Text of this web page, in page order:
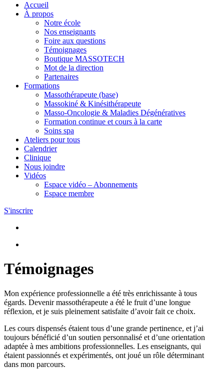
Accueil
À propos
Notre école
Nos enseignants
Foire aux questions
Témoignages
Boutique MASSOTECH
Mot de la direction
Partenaires
Formations
Massothérapeute (base)
Massokiné & Kinésithérapeute
Masso-Oncologie & Maladies Dégénératives
Formation continue et cours à la carte
Soins spa
Ateliers pour tous
Calendrier
Clinique
Nous joindre
Vidéos
Espace vidéo – Abonnements
Espace membre
S'inscrire
Témoignages
Mon expérience professionnelle a été très enrichissante à tous
égards. Devenir massothérapeute a été le fruit d’une longue
réflexion, et je suis pleinement satisfaite d’avoir fait ce choix.
Les cours dispensés étaient tous d’une grande pertinence, et j’ai
toujours bénéficié d’un soutien personnalisé et d’une orientation
adaptée à mes ambitions professionnelles. Les enseignants, qui
étaient passionnés et expérimentés, ont joué un rôle déterminant
dans mon parcours.